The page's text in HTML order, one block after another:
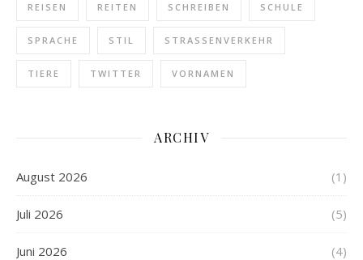
REISEN REITEN SCHREIBEN SCHULE
SPRACHE STIL STRASSENVERKEHR
TIERE TWITTER VORNAMEN
ARCHIV
August 2026 (1)
Juli 2026 (5)
Juni 2026 (4)